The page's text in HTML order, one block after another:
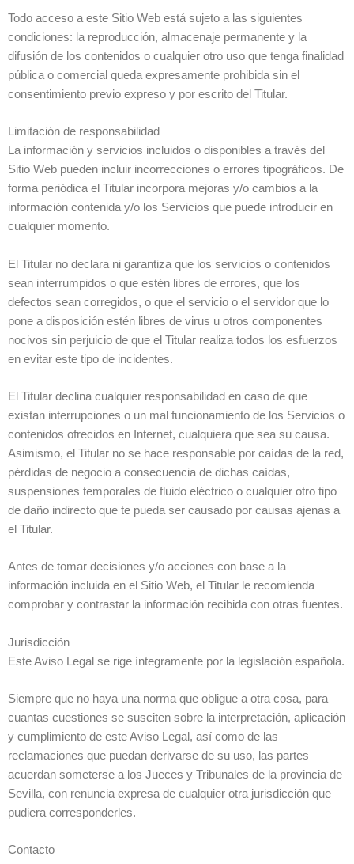
Todo acceso a este Sitio Web está sujeto a las siguientes
condiciones: la reproducción, almacenaje permanente y la
difusión de los contenidos o cualquier otro uso que tenga finalidad
pública o comercial queda expresamente prohibida sin el
consentimiento previo expreso y por escrito del Titular.
Limitación de responsabilidad
La información y servicios incluidos o disponibles a través del
Sitio Web pueden incluir incorrecciones o errores tipográficos. De
forma periódica el Titular incorpora mejoras y/o cambios a la
información contenida y/o los Servicios que puede introducir en
cualquier momento.
El Titular no declara ni garantiza que los servicios o contenidos
sean interrumpidos o que estén libres de errores, que los
defectos sean corregidos, o que el servicio o el servidor que lo
pone a disposición estén libres de virus u otros componentes
nocivos sin perjuicio de que el Titular realiza todos los esfuerzos
en evitar este tipo de incidentes.
El Titular declina cualquier responsabilidad en caso de que
existan interrupciones o un mal funcionamiento de los Servicios o
contenidos ofrecidos en Internet, cualquiera que sea su causa.
Asimismo, el Titular no se hace responsable por caídas de la red,
pérdidas de negocio a consecuencia de dichas caídas,
suspensiones temporales de fluido eléctrico o cualquier otro tipo
de daño indirecto que te pueda ser causado por causas ajenas a
el Titular.
Antes de tomar decisiones y/o acciones con base a la
información incluida en el Sitio Web, el Titular le recomienda
comprobar y contrastar la información recibida con otras fuentes.
Jurisdicción
Este Aviso Legal se rige íntegramente por la legislación española.
Siempre que no haya una norma que obligue a otra cosa, para
cuantas cuestiones se susciten sobre la interpretación, aplicación
y cumplimiento de este Aviso Legal, así como de las
reclamaciones que puedan derivarse de su uso, las partes
acuerdan someterse a los Jueces y Tribunales de la provincia de
Sevilla, con renuncia expresa de cualquier otra jurisdicción que
pudiera corresponderles.
Contacto